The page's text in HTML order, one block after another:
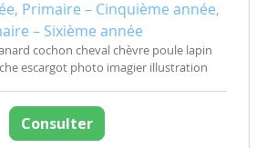
Primaire – Cinquième année,
– Sixième année
cochon cheval chèvre poule lapin
escargot photo imagier illustration
Consulter